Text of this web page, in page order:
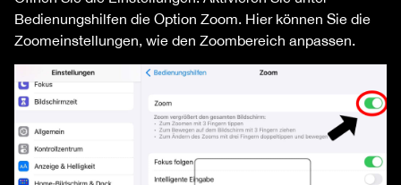
Bedienungshilfen die Option Zoom. Hier können Sie die
Zoomeinstellungen, wie den Zoombereich anpassen.